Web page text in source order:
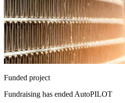
Funded project
Fundraising has ended AutoPILOT